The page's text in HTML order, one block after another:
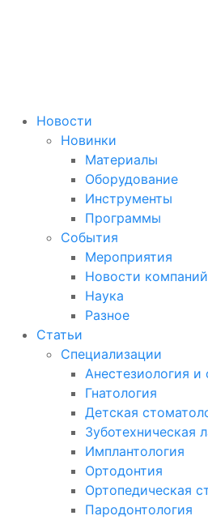
Новости
Новинки
Материалы
Оборудование
Инструменты
Программы
События
Мероприятия
Новости компаний
Наука
Разное
Статьи
Специализации
Анестезиология и
Гнатология
Детская
Зуботехническая
Имплантология
Ортодонтия
Ортопедическая
Пародонтология